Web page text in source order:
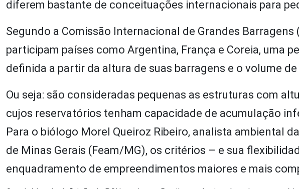
diferem bastante de conceituações internacionais para
Segundo a Comissão Internacional de Grandes Barragens
participam países como Argentina, França e Coreia, uma
definida a partir da altura de suas barragens e o volume
Ou seja: são consideradas pequenas as estruturas com
cujos reservatórios tenham capacidade de acumulação
Para o biólogo Morel Queiroz Ribeiro, analista ambiental
de Minas Gerais (Feam/MG), os critérios – e sua
enquadramento de empreendimentos maiores e mais